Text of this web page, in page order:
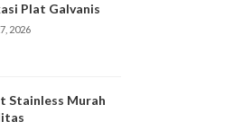
Plat Galvanis
2026
Stainless Murah